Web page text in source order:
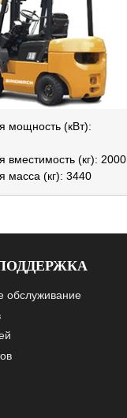
мощность (кВт):
вместимость (кг): 2000
масса (кг): 3440
обслуживание